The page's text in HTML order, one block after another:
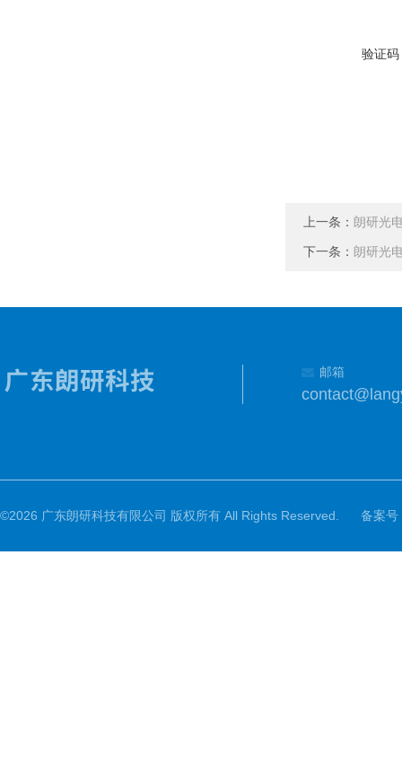
验证码
上一条： 朗研光
下一条： 朗研光
邮箱
©2026 广东朗研科技有限公司 版权所有 All Rights Reserved. 备案号